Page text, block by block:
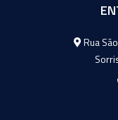
Rua